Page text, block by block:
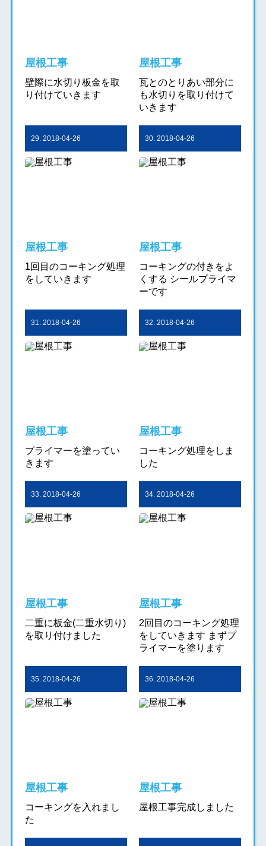
屋根工事
壁際に水切り板金を取
り付けていきます
屋根工事
瓦とのとりあい部分に
も水切りを取り付けて
いきます
29. 2018-04-26
屋根工事
1回目のコーキング処理
をしていきます
30. 2018-04-26
屋根工事
コーキングの付きをよ
くする シールプライマ
ーです
31. 2018-04-26
屋根工事
プライマーを塗ってい
きます
32. 2018-04-26
屋根工事
コーキング処理をしま
した
33. 2018-04-26
屋根工事
二重に板金(二重水切り)
を取り付けました
34. 2018-04-26
屋根工事
2回目のコーキング処理
をしていきます まずプ
ライマーを塗ります
35. 2018-04-26
屋根工事
コーキングを入れまし
た
36. 2018-04-26
屋根工事
屋根工事完成しました